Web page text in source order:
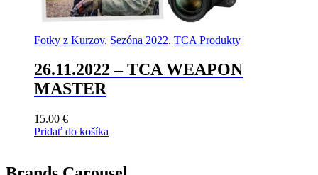
Fotky z Kurzov, Sezóna 2022, TCA Produkty
26.11.2022 – TCA WEAPON
MASTER
15.00 €
Pridať do košíka